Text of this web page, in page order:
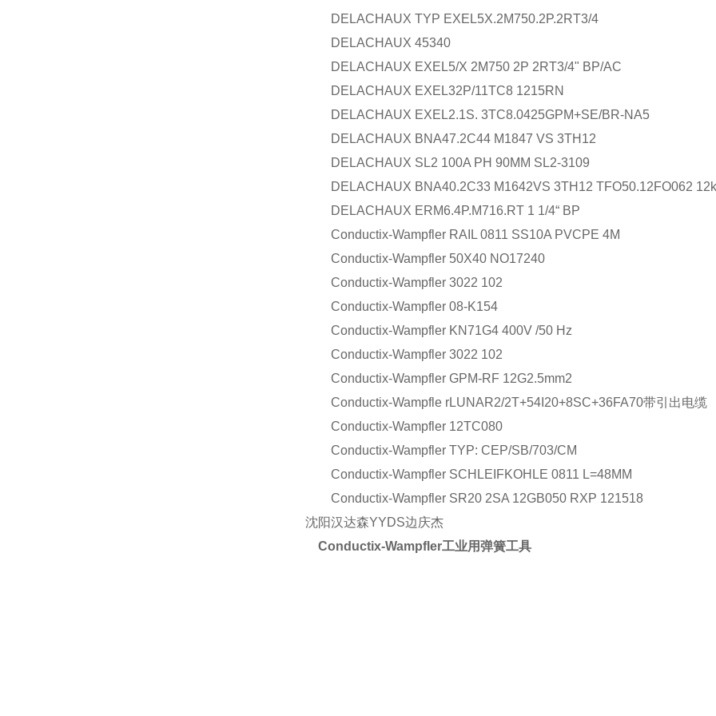
DELACHAUX TYP EXEL5X.2M750.2P.2RT3/4
DELACHAUX 45340
DELACHAUX EXEL5/X 2M750 2P 2RT3/4" BP/AC
DELACHAUX EXEL32P/11TC8 1215RN
DELACHAUX EXEL2.1S. 3TC8.0425GPM+SE/BR-NA5
DELACHAUX BNA47.2C44 M1847 VS 3TH12
DELACHAUX SL2 100A PH 90MM SL2-3109
DELACHAUX BNA40.2C33 M1642VS 3TH12 TFO50.12FO062
DELACHAUX ERM6.4P.M716.RT 1 1/4“ BP
Conductix-Wampfler RAIL 0811 SS10A PVCPE 4M
Conductix-Wampfler 50X40 NO17240
Conductix-Wampfler 3022 102
Conductix-Wampfler 08-K154
Conductix-Wampfler KN71G4 400V /50 Hz
Conductix-Wampfler 3022 102
Conductix-Wampfler GPM-RF 12G2.5mm2
Conductix-Wampfle rLUNAR2/2T+54I20+8SC+36FA70带引出电缆
Conductix-Wampfler 12TC080
Conductix-Wampfler TYP: CEP/SB/703/CM
Conductix-Wampfler SCHLEIFKOHLE 0811 L=48MM
Conductix-Wampfler SR20 2SA 12GB050 RXP 121518
沈阳汉达森YYDS边庆杰
Conductix-Wampfler工业用弹簧工具